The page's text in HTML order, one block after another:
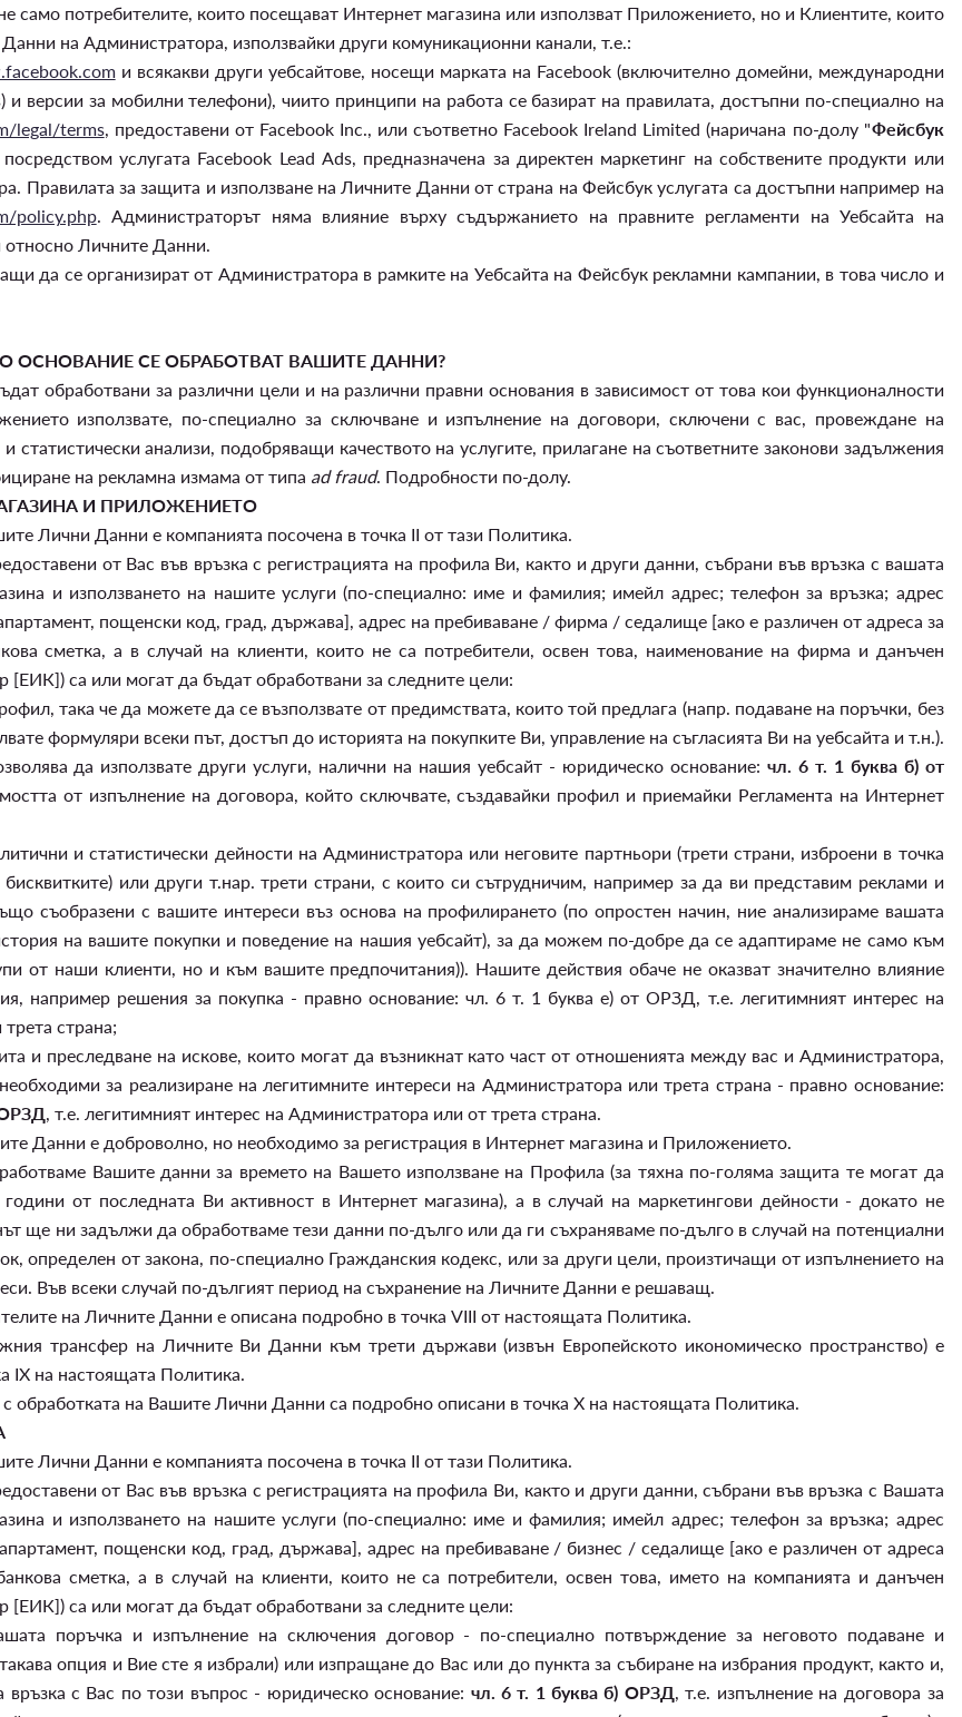
само потребителите, които посещават Интернет магазина или използват Приложението, но и Клиентите, които
на Администратора, използвайки други комуникационни канали, т.е.:
и всякакви други уебсайтове, носещи марката на Facebook (включително домейни, международни
версии за мобилни телефони), чиито принципи на работа се базират на правилата, достъпни по-специално на
legal/terms, предоставени от Facebook Inc., или съответно Facebook Ireland Limited (наричана по-долу "Фейсбук
услугата Facebook Lead Ads, предназначена за директен маркетинг на собствените продукти или
Правилата за защита и използване на Личните Данни от страна на Фейсбук услугата са достъпни например на
policy.php. Администраторът няма влияние върху съдържанието на правните регламенти на Уебсайта на
относно Личните Данни.
да се организират от Администратора в рамките на Уебсайта на Фейсбук рекламни кампании, в това число и
ОСНОВАНИЕ СЕ ОБРАБОТВАТ ВАШИТЕ ДАННИ?
обработвани за различни цели и на различни правни основания в зависимост от това кои функционалности
използвате, по-специално за сключване и изпълнение на договори, сключени с вас, провеждане на
статистически анализи, подобряващи качеството на услугите, прилагане на съответните законови задължения
на рекламна измама от типа ad fraud. Подробности по-долу.
И ПРИЛОЖЕНИЕТО
Лични Данни е компанията посочена в точка II от тази Политика.
от Вас във връзка с регистрацията на профила Ви, както и други данни, събрани във връзка с вашата
и използването на нашите услуги (по-специално: име и фамилия; имейл адрес; телефон за връзка; адрес
пощенски код, град, държава], адрес на пребиваване / фирма / седалище [ако е различен от адреса за
сметка, а в случай на клиенти, които не са потребители, освен това, наименование на фирма и данъчен
[ЕИК]) са или могат да бъдат обработвани за следните цели:
така че да можете да се възползвате от предимствата, които той предлага (напр. подаване на поръчки, без
формуляри всеки път, достъп до историята на покупките Ви, управление на съгласията Ви на уебсайта и т.н.).
да използвате други услуги, налични на нашия уебсайт - юридическо основание: чл. 6 т. 1 буква б) от
от изпълнение на договора, който сключвате, създавайки профил и приемайки Регламента на Интернет
и статистически дейности на Администратора или неговите партньори (трети страни, изброени в точка
или други т.нар. трети страни, с които си сътрудничим, например за да ви представим реклами и
съобразени с вашите интереси въз основа на профилирането (по опростен начин, ние анализираме вашата
на вашите покупки и поведение на нашия уебсайт), за да можем по-добре да се адаптираме не само към
от наши клиенти, но и към вашите предпочитания)). Нашите действия обаче не оказват значително влияние
например решения за покупка - правно основание: чл. 6 т. 1 буква е) от ОРЗД, т.е. легитимният интерес на
страна;
и преследване на искове, които могат да възникнат като част от отношенията между вас и Администратора,
за реализиране на легитимните интереси на Администратора или трета страна - правно основание:
ОРЗД, т.е. легитимният интерес на Администратора или от трета страна.
Данни е доброволно, но необходимо за регистрация в Интернет магазина и Приложението.
Вашите данни за времето на Вашето използване на Профила (за тяхна по-голяма защита те могат да
от последната Ви активност в Интернет магазина), а в случай на маркетингови дейности - докато не
ще ни задължи да обработваме тези данни по-дълго или да ги съхраняваме по-дълго в случай на потенциални
определен от закона, по-специално Гражданския кодекс, или за други цели, произтичащи от изпълнението на
Във всеки случай по-дългият период на съхранение на Личните Данни е решаващ.
на Личните Данни е описана подробно в точка VIII от настоящата Политика.
трансфер на Личните Ви Данни към трети държави (извън Европейското икономическо пространство) е
IX на настоящата Политика.
обработката на Вашите Лични Данни са подробно описани в точка X на настоящата Политика.
Лични Данни е компанията посочена в точка II от тази Политика.
от Вас във връзка с регистрацията на профила Ви, както и други данни, събрани във връзка с Вашата
и използването на нашите услуги (по-специално: име и фамилия; имейл адрес; телефон за връзка; адрес
пощенски код, град, държава], адрес на пребиваване / бизнес / седалище [ако е различен от адреса
сметка, а в случай на клиенти, които не са потребители, освен това, името на компанията и данъчен
[ЕИК]) са или могат да бъдат обработвани за следните цели:
поръчка и изпълнение на сключения договор - по-специално потвърждение за неговото подаване и
опция и Вие сте я избрали) или изпращане до Вас или до пункта за събиране на избрания продукт, както и,
връзка с Вас по този въпрос - юридическо основание: чл. 6 т. 1 буква б) ОРЗД, т.е. изпълнение на договора за